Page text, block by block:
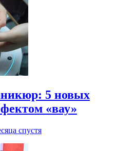
5 новых
«вау»
спустя